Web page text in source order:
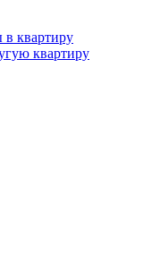
в квартиру
квартиру